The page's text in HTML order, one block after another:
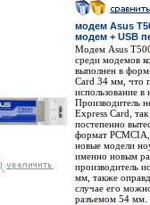
модем Asus
модем + USB
Модем Asus
среди модемов
выполнен в
Card 34 мм, что
использование в
Производитель
Express Card,
постепенно
формат PCMCIA,
новые модели
именно новым
производитель
мм, также
случае его
разъемом 54 мм.